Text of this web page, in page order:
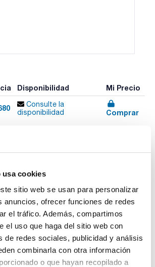
usa cookies
sitio web se usan para personalizar
anuncios, ofrecer funciones de redes
el tráfico. Además, compartimos
el uso que haga del sitio web con
de redes sociales, publicidad y análisis
combinarla con otra información
o que hayan recopilado a
Disponibilidad Mi Precio
Consulte la
disponibilidad
Comprar
: 57
mm) : 23 (0,63)
5,7/0,63C
: 034780
: 034780
Thermo/Scientific/CE
RSH
técnica